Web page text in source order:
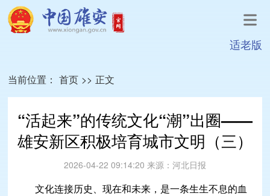
适老版
当前位置： 首页 >> 正文
“活起来”的传统文化“潮”出圈——
雄安新区积极培育城市文明（三）
2026-04-22 09:14:20 来源： 河北日报
文化连接历史、现在和未来，是一条生生不息的血